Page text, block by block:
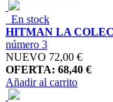
En stock
HITMAN LA
número 3
NUEVO 72,00 €
OFERTA: 68,40 €
Añadir al carrito